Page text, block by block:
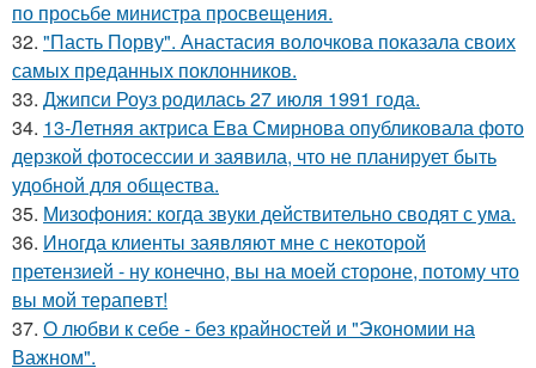
по просьбе министра просвещения.
32. "Пасть Порву". Анастасия волочкова показала своих
самых преданных поклонников.
33. Джипси Роуз родилась 27 июля 1991 года.
34. 13-Летняя актриса Ева Смирнова опубликовала фото
дерзкой фотосессии и заявила, что не планирует быть
удобной для общества.
35. Мизофония: когда звуки действительно сводят с ума.
36. Иногда клиенты заявляют мне с некоторой
претензией - ну конечно, вы на моей стороне, потому что
вы мой терапевт!
37. О любви к себе - без крайностей и "Экономии на
Важном".